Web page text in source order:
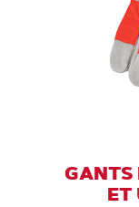
GANTS
ET